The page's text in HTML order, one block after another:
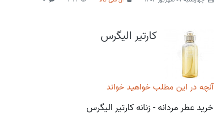
کارتیر الیگرس
آنچه در این مطلب خواهید خواند
خرید عطر مردانه - زنانه کارتیر الیگرس